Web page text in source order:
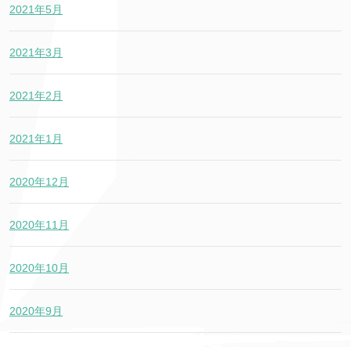
2021年5月
2021年3月
2021年2月
2021年1月
2020年12月
2020年11月
2020年10月
2020年9月